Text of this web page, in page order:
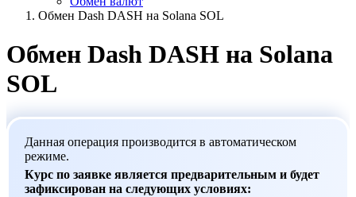
Обмен Dash DASH на Solana SOL
Обмен Dash DASH на Solana
SOL
Данная операция производится в автоматическом
режиме.
Курс по заявке является предварительным и будет
зафиксирован на следующих условиях: